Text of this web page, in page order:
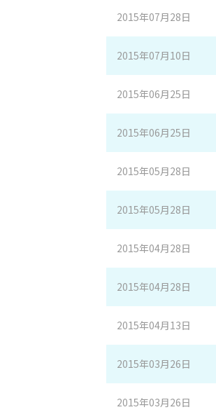
2015年07月28日
2015年07月10日
2015年06月25日
2015年06月25日
2015年05月28日
2015年05月28日
2015年04月28日
2015年04月28日
2015年04月13日
2015年03月26日
2015年03月26日